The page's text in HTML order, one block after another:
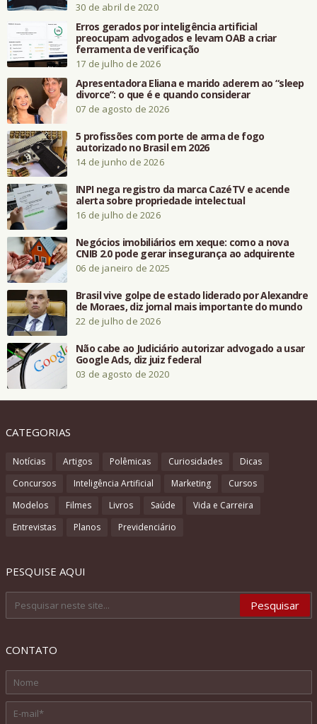
30 de abril de 2020
Erros gerados por inteligência artificial
preocupam advogados e levam OAB a criar
ferramenta de verificação
17 de julho de 2026
Apresentadora Eliana e marido aderem ao “sleep
divorce”: o que é e quando considerar
07 de agosto de 2026
5 profissões com porte de arma de fogo
autorizado no Brasil em 2026
14 de junho de 2026
INPI nega registro da marca CazéTV e acende
alerta sobre propriedade intelectual
16 de julho de 2026
Negócios imobiliários em xeque: como a nova
CNIB 2.0 pode gerar insegurança ao adquirente
06 de janeiro de 2025
Brasil vive golpe de estado liderado por Alexandre
de Moraes, diz jornal mais importante do mundo
22 de julho de 2026
Não cabe ao Judiciário autorizar advogado a usar
Google Ads, diz juiz federal
03 de agosto de 2020
CATEGORIAS
Notícias Artigos Polêmicas Curiosidades
Dicas
Concursos
Inteligência Artificial Marketing
Cursos
Modelos
Filmes Livros Saúde
Vida e Carreira
Entrevistas
Planos Previdenciário
PESQUISE AQUI
CONTATO